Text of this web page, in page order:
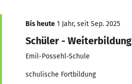
Bis heute 1 Jahr, seit Sep. 2025
Schüler - Weiterbildung
Emil-Possehl-Schule
schulische Fortbildung